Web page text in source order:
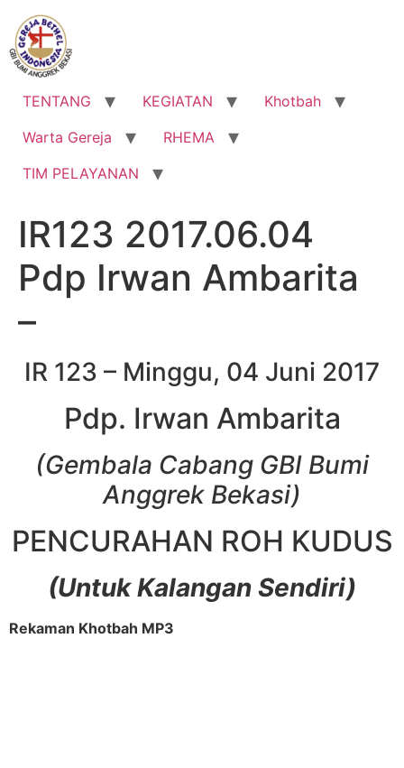
Lewati
konten
TENTANG KEGIATAN
Khotbah
Warta Gereja
RHEMA
TIM PELAYANAN
IR123 2017.06.04
Pdp Irwan Ambarita
–
IR 123 – Minggu, 04 Juni 2017
Pdp. Irwan Ambarita
(Gembala Cabang GBI Bumi
Anggrek Bekasi)
PENCURAHAN ROH KUDUS
(Untuk Kalangan Sendiri)
Rekaman Khotbah MP3